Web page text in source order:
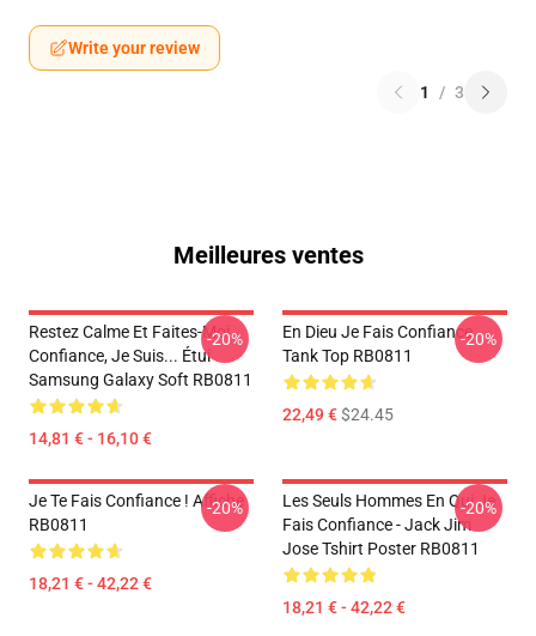
Write your review
1 / 3
Meilleures ventes
Restez Calme Et Faites-Moi
Confiance, Je Suis... Étui
Samsung Galaxy Soft RB0811
14,81 € - 16,10 €
-20%
En Dieu Je Fais Confiance
Tank Top RB0811
22,49 €$24.45
-20%
Je Te Fais Confiance ! Affiche
RB0811
18,21 € - 42,22 €
-20%
Les Seuls Hommes En Qui Je
Fais Confiance - Jack Jim
Jose Tshirt Poster RB0811
18,21 € - 42,22 €
-20%